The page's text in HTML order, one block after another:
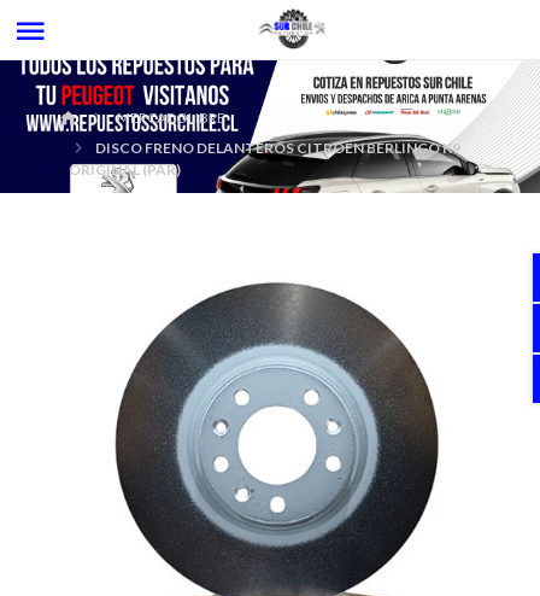
MERCADOLIBRE
DISCO FRENO DELANTEROS CITROEN BERLINGO K9
ORIGINAL (PAR)